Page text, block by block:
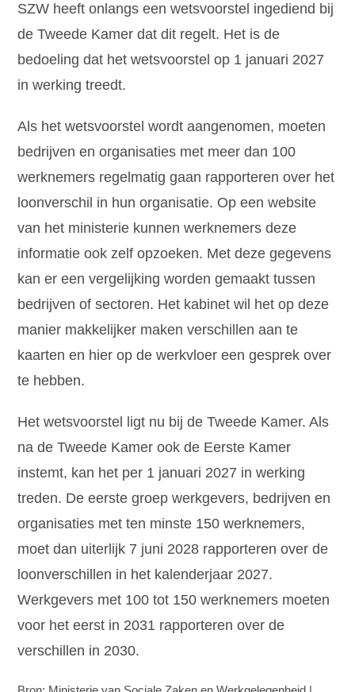
SZW heeft onlangs een wetsvoorstel ingediend bij
de Tweede Kamer dat dit regelt. Het is de
bedoeling dat het wetsvoorstel op 1 januari 2027
in werking treedt.
Als het wetsvoorstel wordt aangenomen, moeten
bedrijven en organisaties met meer dan 100
werknemers regelmatig gaan rapporteren over het
loonverschil in hun organisatie. Op een website
van het ministerie kunnen werknemers deze
informatie ook zelf opzoeken. Met deze gegevens
kan er een vergelijking worden gemaakt tussen
bedrijven of sectoren. Het kabinet wil het op deze
manier makkelijker maken verschillen aan te
kaarten en hier op de werkvloer een gesprek over
te hebben.
Het wetsvoorstel ligt nu bij de Tweede Kamer. Als
na de Tweede Kamer ook de Eerste Kamer
instemt, kan het per 1 januari 2027 in werking
treden. De eerste groep werkgevers, bedrijven en
organisaties met ten minste 150 werknemers,
moet dan uiterlijk 7 juni 2028 rapporteren over de
loonverschillen in het kalenderjaar 2027.
Werkgevers met 100 tot 150 werknemers moeten
voor het eerst in 2031 rapporteren over de
verschillen in 2030.